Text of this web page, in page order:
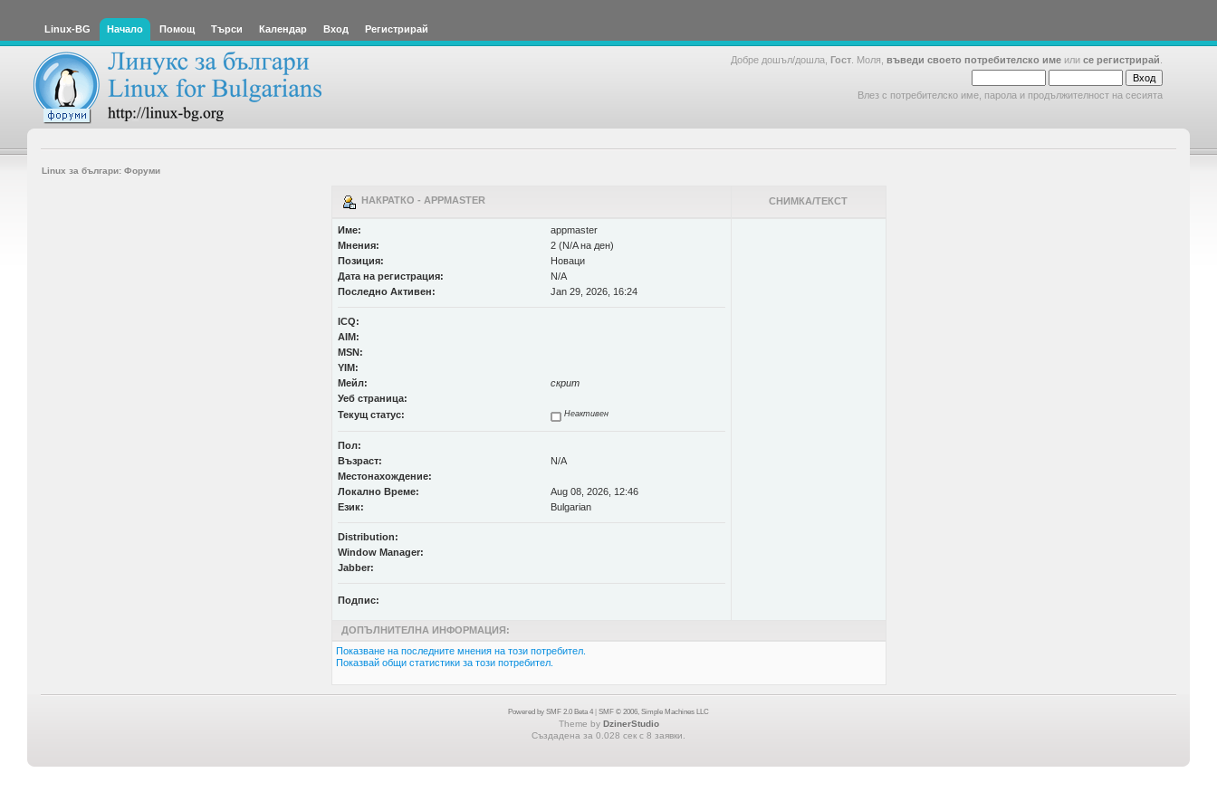
Linux-BG Начало Помощ Търси Календар Вход Регистрирай
Добре дошъл/дошла, Гост . Моля, въведи своето потребителско име или се регистрирай
Влез с потребителско име, парола и продължителност на сесията
Linux за българи: Форуми
НАКРАТКО - APPMASTER СНИМКА/ТЕКСТ
Име:
appmaster
Мнения:
2 (N/A на ден)
Позиция:
Новаци
Дата на регистрация:
N/A
Последно Активен:
Jan 29, 2026, 16:24
ICQ:
AIM:
MSN:
YIM:
Мейл:
скрит
Уеб страница:
Текущ статус:
Неактивен
Пол:
Възраст:
N/A
Местонахождение:
Локално Време:
Aug 08, 2026, 12:46
Език:
Bulgarian
Distribution:
Window Manager:
Jabber:
Подпис:
ДОПЪЛНИТЕЛНА ИНФОРМАЦИЯ:
Показване на последните мнения на този потребител.
Показвай общи статистики за този потребител.
Powered by SMF 2.0 Beta 4 SMF © 2006, Simple Machines LLC
Theme by DzinerStudio
Създадена за 0.028 сек с 8 заявки.